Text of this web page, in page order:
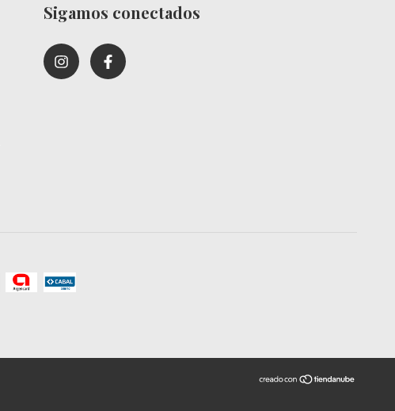
Sigamos conectados